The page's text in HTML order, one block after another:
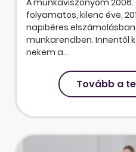
A munkaviszonyom
folyamatos, kilenc éve,
napibéres
munkarendben. Innentől
nekem a...
Tovább a